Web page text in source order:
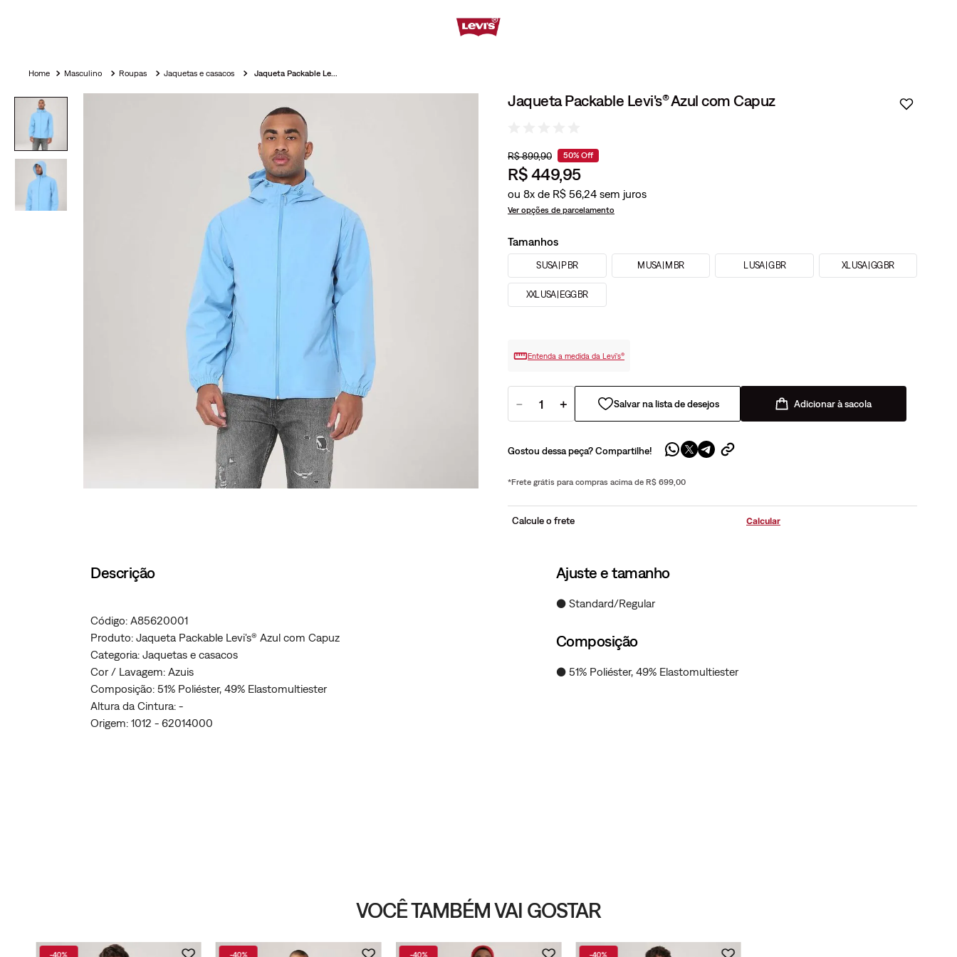
Masculino Roupas Jaquetas e casacos Jaqueta Packable Levi's® Azul com Capuz
Jaqueta Packable Levi's® Azul com Capuz
R$899,90 50% Off
R$449,95
ou 8x de R$ 56,24
Ver opções de parcelamento
Tamanhos
S USA | P BR M USA | M BR L USA | G BR XL USA | GG BR
XXL USA | EGG BR
Entenda a medida da Levi’s®
＋
－ Adicionar à sacola
Gostou dessa peça? Compartilhe!
*Frete grátis para compras acima de R$ 699,00
Calcule o frete
Descrição
Código: A85620001
Produto: Jaqueta Packable Levi's® Azul com Capuz
Categoria: Jaquetas e casacos
Cor / Lavagem: Azuis
Composição: 51% Poliéster, 49% Elastomultiester
Altura da Cintura: -
Origem: 1012 - 62014000
Ajuste e tamanho
● Standard/Regular
Composição
● 51% Poliéster, 49% Elastomultiester
VOCÊ TAMBÉM VAI GOSTAR
-40% -40% -40% -40%